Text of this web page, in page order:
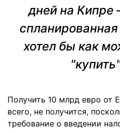
дней на Кипре
хотел бы как
Получить 10 млрд евро от
всего, не получится,
требование о введении